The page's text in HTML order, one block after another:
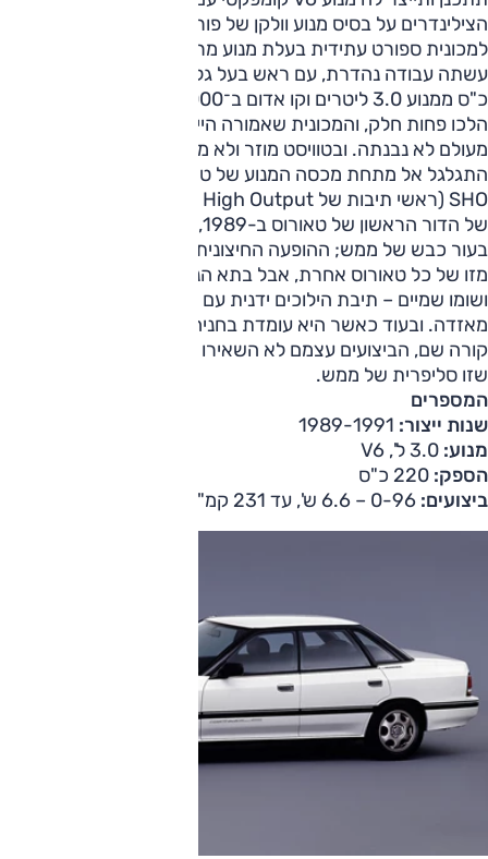
הצילינדרים על בסיס מנוע וולקן של פורד. הוא היה אמור להגיע
למכונית ספורט עתידית בעלת מנוע מרכזי של פורד. ימאהה
הלכו פחות חלק, והמכונית שאמורה הייתה לארח את המנוע הזה
מעולם לא נבנתה. ובטוויסט מוזר ולא ממש ברור המנוע הזה
התגלגל אל מתחת מכסה המנוע של טאורוס – וכך נולדה טאורוס
של הדור הראשון של טאורוס ב-1989, ניתן היה לקבל גם זאב
בעור כבש של ממש; ההופעה החיצונית כמעט ולא הייתה שונה
מזו של כל טאורוס אחרת, אבל בתא הנוסעים היו מושבי ספורט
ושומו שמיים – תיבת הילוכים ידנית עם חמישה הילוכים מתוצרת
מאזדה. ובעוד כאשר היא עומדת בחניה קשה היה לדעת מה
קורה שם, הביצועים עצמם לא השאירו מקום לספק בנוגע לכך
שזו סליפרית של ממש.
המספרים
שנות ייצור: 1989-1991
מנוע:
הספק:
ביצועים: